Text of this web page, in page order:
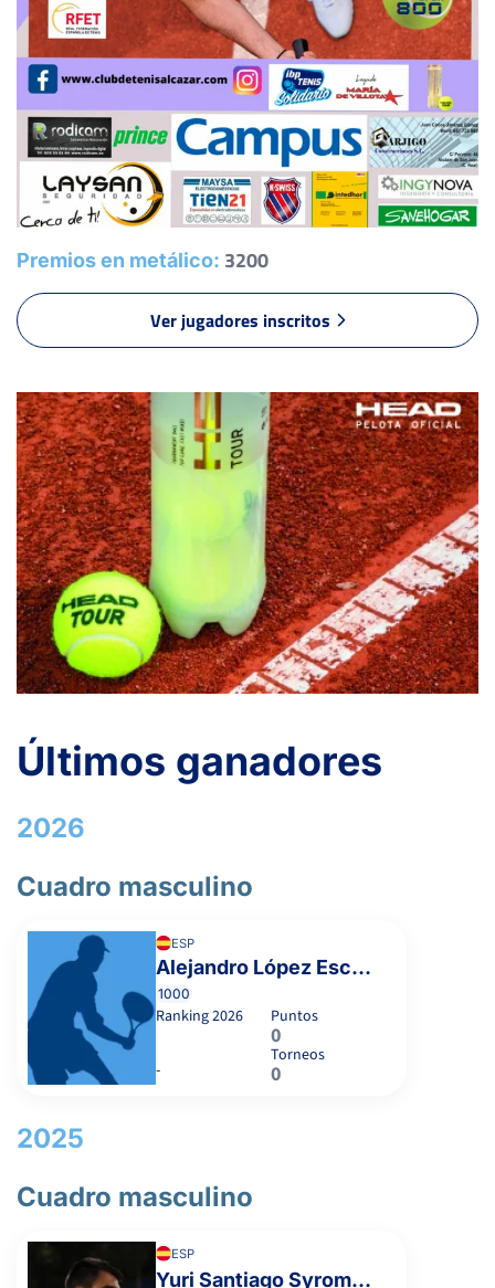
- 01
TOLEDO ESPI, M. 01
LARA SALMERÓN, D. 66
Premios en metálico: 3200
Ver jugadores inscritos
Últimos ganadores
2026
Cuadro masculino
ESP
Alejandro López Escribano
1000
Ranking2026
-
Puntos
0
Torneos
0
2025
Cuadro masculino
ESP
Yuri Santiago Syromolotov Netrebin